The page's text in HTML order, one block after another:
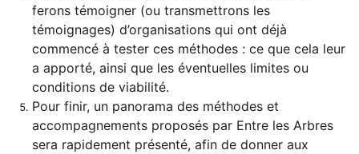
ferons témoigner (ou transmettrons les
témoignages) d’organisations qui ont déjà
commencé à tester ces méthodes : ce que cela leur
a apporté, ainsi que les éventuelles limites ou
conditions de viabilité.
Pour finir, un panorama des méthodes et
accompagnements proposés par Entre les Arbres
sera rapidement présenté, afin de donner aux